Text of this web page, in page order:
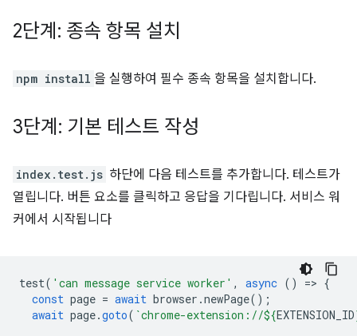
2단계: 종속 항목 설치
npm install 을 실행하여 필수 종속 항목을 설치합니다.
3단계: 기본 테스트 작성
index.test.js 하단에 다음 테스트를 추가합니다. 테스트가
열립니다. 버튼 요소를 클릭하고 응답을 기다립니다. 서비스 워
커에서 시작됩니다
test( 'can message service worker' , async () => {
const page = await browser .newPage();
await page.goto( `chrome-extension://${EXTENSION_ID